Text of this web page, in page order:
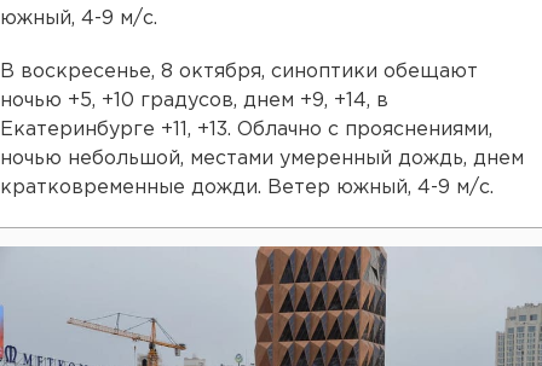
южный, 4-9 м/с.
В воскресенье, 8 октября, синоптики обещают
ночью +5, +10 градусов, днем +9, +14, в
Екатеринбурге +11, +13. Облачно с прояснениями,
ночью небольшой, местами умеренный дождь, днем
кратковременные дожди. Ветер южный, 4-9 м/с.